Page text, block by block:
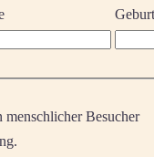
menschlicher Besucher